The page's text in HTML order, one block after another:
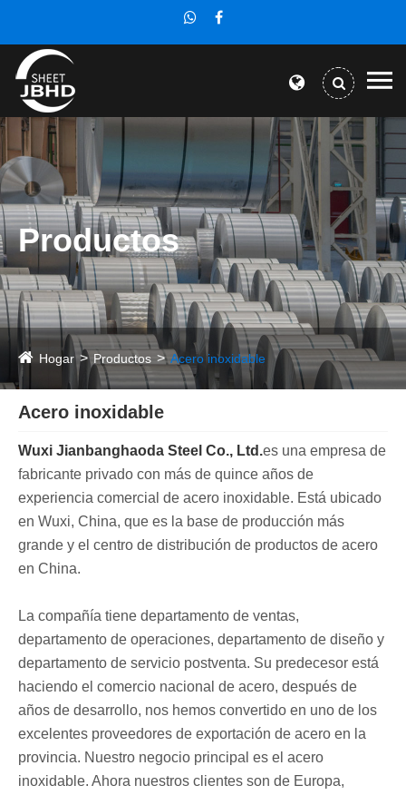
Productos
Hogar Productos Acero inoxidable
Acero inoxidable
Wuxi Jianbanghaoda Steel Co., Ltd.es una empresa de
fabricante privado con más de quince años de
experiencia comercial de acero inoxidable. Está ubicado
en Wuxi, China, que es la base de producción más
grande y el centro de distribución de productos de acero
en China.
La compañía tiene departamento de ventas,
departamento de operaciones, departamento de diseño y
departamento de servicio postventa. Su predecesor está
haciendo el comercio nacional de acero, después de
años de desarrollo, nos hemos convertido en uno de los
excelentes proveedores de exportación de acero en la
provincia. Nuestro negocio principal es el acero
inoxidable. Ahora nuestros clientes son de Europa,